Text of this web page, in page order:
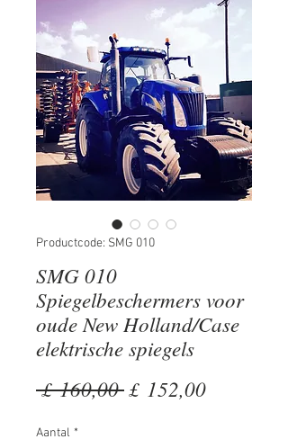
Productcode: SMG 010
SMG 010
Spiegelbeschermers voor
oude New Holland/Case
elektrische spiegels
£ 160,00 Normale
£ 152,00
Aantal *